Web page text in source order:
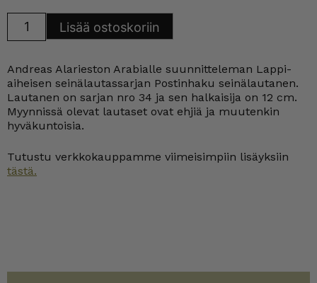
Postinhaku
seinälautanen
määrä
Lisää ostoskoriin
Andreas Alarieston Arabialle suunnitteleman Lappi-
aiheisen seinälautassarjan Postinhaku seinälautanen.
Lautanen on sarjan nro 34 ja sen halkaisija on 12 cm.
Myynnissä olevat lautaset ovat ehjiä ja muutenkin
hyväkuntoisia.
Tutustu verkkokauppamme viimeisimpiin lisäyksiin
tästä.